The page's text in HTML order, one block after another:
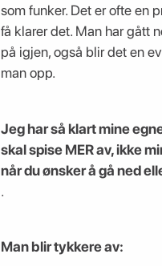
som funker. Det er ofte en
få klarer det. Man har gått
på igjen, også blir det en
man opp.
Jeg har så klart mine
skal spise MER av, ikke
når du ønsker å gå ned
.
Man blir tykkere av: